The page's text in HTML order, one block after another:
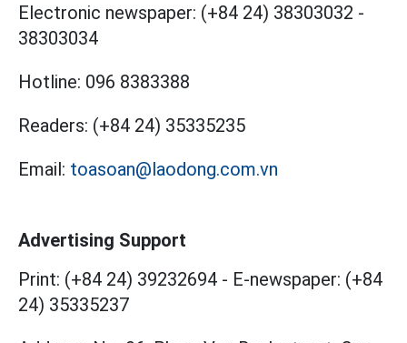
Electronic newspaper: (+84 24) 38303032 -
38303034
Hotline: 096 8383388
Readers: (+84 24) 35335235
Email: toasoan@laodong.com.vn
Advertising Support
Print: (+84 24) 39232694 - E-newspaper: (+84
24) 35335237